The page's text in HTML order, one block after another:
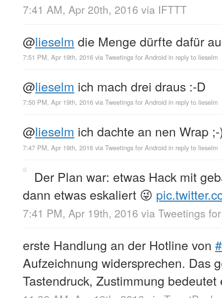
7:41 AM, Apr 20th, 2016 via IFTTT
@lieselm die Menge dürfte dafür
7:51 PM, Apr 19th, 2016 via Tweetings for Android in reply to lieselm
@lieselm ich mach drei draus :-D
7:50 PM, Apr 19th, 2016 via Tweetings for Android in reply to lieselm
@lieselm ich dachte an nen Wrap
7:47 PM, Apr 19th, 2016 via Tweetings for Android in reply to lieselm
Der Plan war: etwas Hack mit
dann etwas eskaliert 😜
7:41 PM, Apr 19th, 2016 via Tweetings
erste Handlung an der Hotline von
Aufzeichnung widersprechen. Das
Tastendruck, Zustimmung